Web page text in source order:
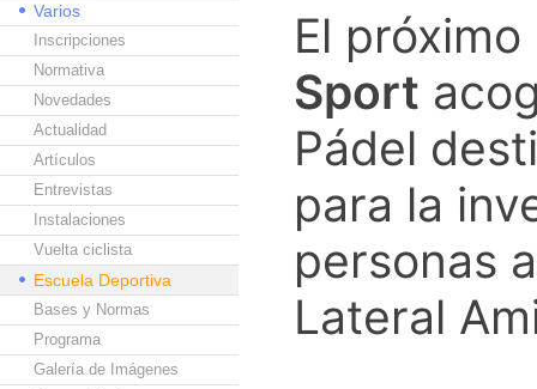
Varios
Inscripciones
Normativa
Novedades
Actualidad
Artículos
Entrevistas
Instalaciones
Vuelta ciclista
Escuela Deportiva
Bases y Normas
Programa
Galería de Imágenes
El próximo
Sport
Pádel
para la
personas
Lateral